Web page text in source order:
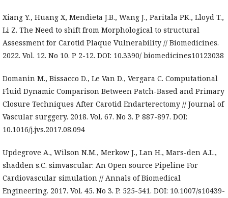
Xiang Y., Huang X, Mendieta J.B., Wang J., Paritala PK., Lloyd T.,
Li Z. The Need to shift from Morphological to structural
Assessment for Carotid Plaque Vulnerability // Biomedicines.
2022. Vol. 12. No 10. P 2-12. DOI: 10.3390/ biomedicines10123038
Domanin M., Bissacco D., Le Van D., Vergara C. Computational
Fluid Dynamic Comparison Between Patch-Based and Primary
Closure Techniques After Carotid Endarterectomy // Journal of
Vascular surggery. 2018. Vol. 67. No 3. P 887-897. DOI:
10.1016/j.jvs.2017.08.094
Updegrove A., Wilson N.M., Merkow J., Lan H., Mars-den A.L.,
shadden s.C. simvascular: An Open source Pipeline For
Cardiovascular simulation // Annals of Biomedical
Engineering. 2017. Vol. 45. No 3. P. 525-541. DOI: 10.1007/s10439-